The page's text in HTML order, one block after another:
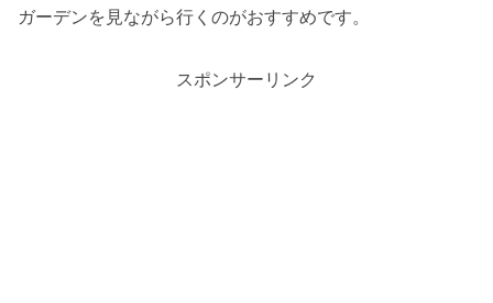
ガーデンを見ながら行くのがおすすめです。
スポンサーリンク